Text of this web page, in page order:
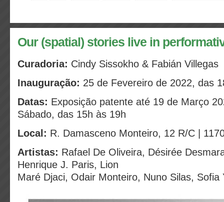
Our (spatial) stories live in
Curadoria: Cindy Sissokho & Fabián Villegas
Inauguração: 25 de Fevereiro de 2022, das
Datas: Exposição patente até 19 de Março
Sábado, das 15h às 19h
Local: R. Damasceno Monteiro, 12 R/C |
Artistas: Rafael De Oliveira, Désirée
Henrique J. Paris, Lion
Maré Djaci, Odair Monteiro, Nuno Silas, Sofia